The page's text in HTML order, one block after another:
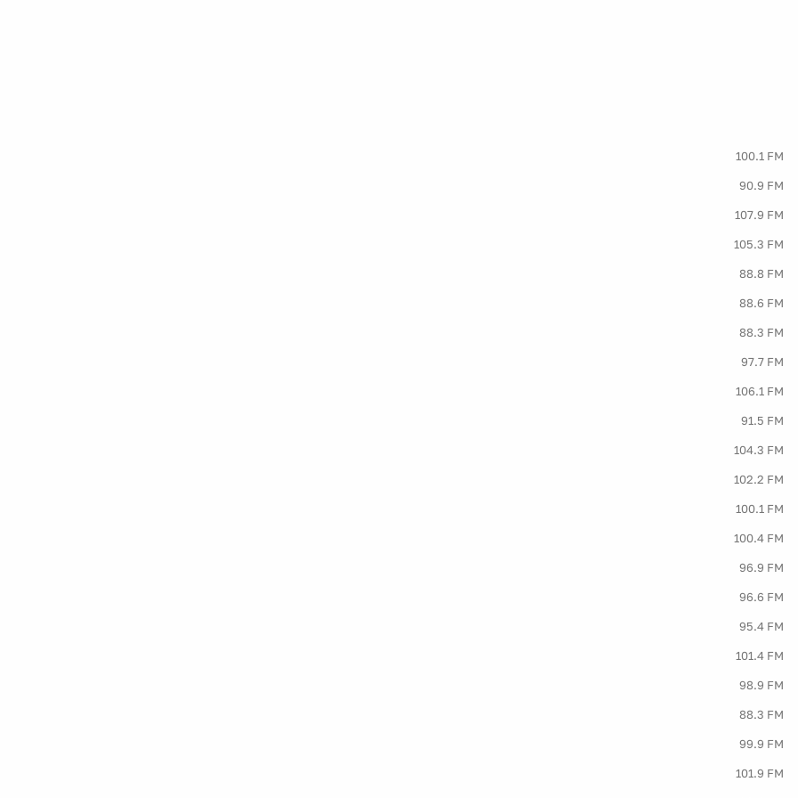
100.1 FM
90.9 FM
107.9 FM
105.3 FM
88.8 FM
88.6 FM
88.3 FM
97.7 FM
106.1 FM
91.5 FM
104.3 FM
102.2 FM
100.1 FM
100.4 FM
96.9 FM
96.6 FM
95.4 FM
101.4 FM
98.9 FM
88.3 FM
99.9 FM
101.9 FM